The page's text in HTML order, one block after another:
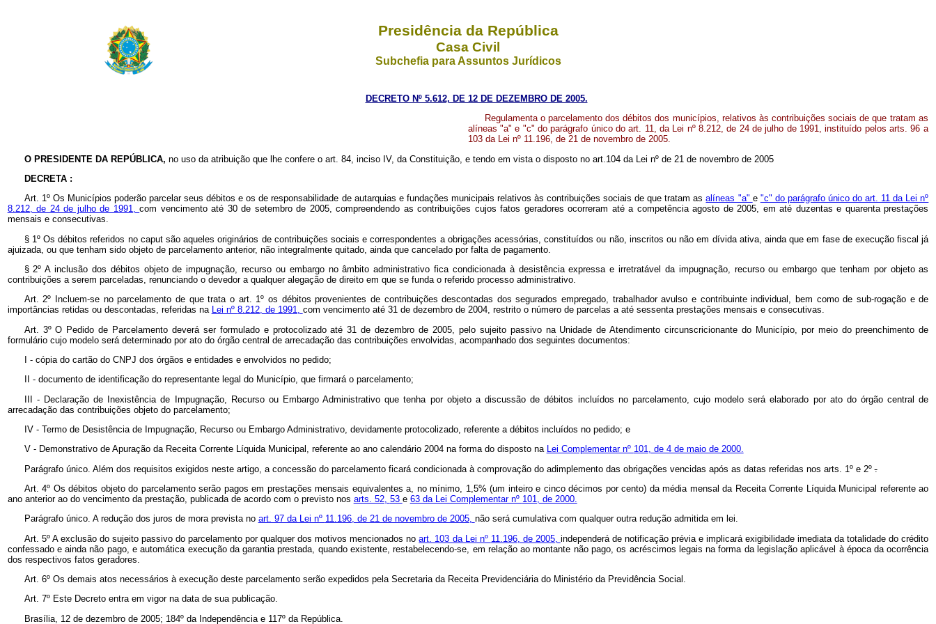
Presidência da República
Casa Civil
Subchefia para Assuntos Jurídicos
DECRETO Nº 5.612, DE 12 DE DEZEMBRO DE 2005.
Regulamenta o parcelamento dos débitos dos municípios, relativos às contribuições sociais de que tratam as
alíneas "a" e "c" do parágrafo único do art. 11, da Lei nº 8.212, de 24 de julho de 1991, instituído pelos arts. 96 a
103 da Lei nº 11.196, de 21 de novembro de 2005.
O PRESIDENTE DA REPÚBLICA, no uso da atribuição que lhe confere o art. 84, inciso IV, da Constituição, e tendo em vista o disposto no art.104 da Lei nº de 21 de novembro de 2005
DECRETA :
Art. 1º Os Municípios poderão parcelar seus débitos e os de responsabilidade de autarquias e fundações municipais relativos às contribuições sociais de que tratam asalíneas "a" e "c" do parágrafo único do art. 11 da Lei nº
8.212, de 24 de julho de 1991,com vencimento até 30 de setembro de 2005, compreendendo as contribuições cujos fatos geradores ocorreram até a competência agosto de 2005, em até duzentas e quarenta prestações
mensais e consecutivas.
§ 1º Os débitos referidos no caput são aqueles originários de contribuições sociais e correspondentes a obrigações acessórias, constituídos ou não, inscritos ou não em dívida ativa, ainda que em fase de execução fiscal já
ajuizada, ou que tenham sido objeto de parcelamento anterior, não integralmente quitado, ainda que cancelado por falta de pagamento.
§ 2º A inclusão dos débitos objeto de impugnação, recurso ou embargo no âmbito administrativo fica condicionada à desistência expressa e irretratável da impugnação, recurso ou embargo que tenham por objeto as
contribuições a serem parceladas, renunciando o devedor a qualquer alegação de direito em que se funda o referido processo administrativo.
Art. 2º Incluem-se no parcelamento de que trata o art. 1º os débitos provenientes de contribuições descontadas dos segurados empregado, trabalhador avulso e contribuinte individual, bem como de sub-rogação e de
importâncias retidas ou descontadas, referidas na Lei nº 8.212, de 1991, com vencimento até 31 de dezembro de 2004, restrito o número de parcelas a até sessenta prestações mensais e consecutivas.
Art. 3º O Pedido de Parcelamento deverá ser formulado e protocolizado até 31 de dezembro de 2005, pelo sujeito passivo na Unidade de Atendimento circunscricionante do Município, por meio do preenchimento de
formulário cujo modelo será determinado por ato do órgão central de arrecadação das contribuições envolvidas, acompanhado dos seguintes documentos:
I - cópia do cartão do CNPJ dos órgãos e entidades e envolvidos no pedido;
II - documento de identificação do representante legal do Município, que firmará o parcelamento;
III - Declaração de Inexistência de Impugnação, Recurso ou Embargo Administrativo que tenha por objeto a discussão de débitos incluídos no parcelamento, cujo modelo será elaborado por ato do órgão central de
arrecadação das contribuições objeto do parcelamento;
IV - Termo de Desistência de Impugnação, Recurso ou Embargo Administrativo, devidamente protocolizado, referente a débitos incluídos no pedido; e
V - Demonstrativo de Apuração da Receita Corrente Líquida Municipal, referente ao ano calendário 2004 na forma do disposto na Lei Complementar nº 101, de 4 de maio de 2000.
Parágrafo único. Além dos requisitos exigidos neste artigo, a concessão do parcelamento ficará condicionada à comprovação do adimplemento das obrigações vencidas após as datas referidas nos arts. 1º e 2º.
Art. 4º Os débitos objeto do parcelamento serão pagos em prestações mensais equivalentes a, no mínimo, 1,5% (um inteiro e cinco décimos por cento) da média mensal da Receita Corrente Líquida Municipal referente ao
ano anterior ao do vencimento da prestação, publicada de acordo com o previsto nos arts. 52, 53 e 63 da Lei Complementar nº 101, de 2000.
Parágrafo único. A redução dos juros de mora prevista no art. 97 da Lei nº 11.196, de 21 de novembro de 2005, não será cumulativa com qualquer outra redução admitida em lei.
Art. 5º A exclusão do sujeito passivo do parcelamento por qualquer dos motivos mencionados noart. 103 da Lei nº 11.196, de 2005, independerá de notificação prévia e implicará exigibilidade imediata da totalidade do crédito
confessado e ainda não pago, e automática execução da garantia prestada, quando existente, restabelecendo-se, em relação ao montante não pago, os acréscimos legais na forma da legislação aplicável à época da ocorrência
dos respectivos fatos geradores.
Art. 6º Os demais atos necessários à execução deste parcelamento serão expedidos pela Secretaria da Receita Previdenciária do Ministério da Previdência Social.
Art. 7º Este Decreto entra em vigor na data de sua publicação.
Brasília, 12 de dezembro de 2005; 184º da Independência e 117º da República.